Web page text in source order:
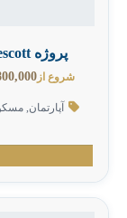
پروژه The Caden by Prescott در میدان هورایزن
شروع از 1,800,000
آپارتمان,